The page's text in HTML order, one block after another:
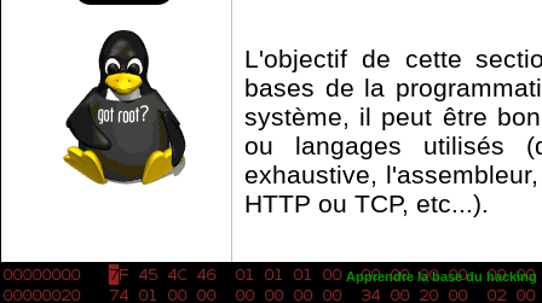
L'objectif de cette
bases de la
système, il peut être
ou langages utilisés
exhaustive,
HTTP ou TCP, etc...).
Apprendre la base du hacking